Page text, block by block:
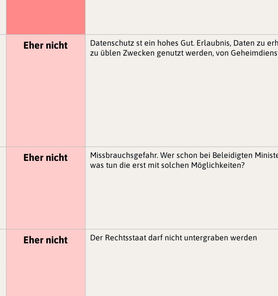
Eher nicht
Datenschutz st ein hohes Gut. Erlaubnis, Daten zu
zu üblen Zwecken genutzt werden, von
Eher nicht
Missbrauchsgefahr. Wer schon bei Beleidigten
was tun die erst mit solchen Möglichkeiten?
Eher nicht Der Rechtsstaat darf nicht untergraben werden